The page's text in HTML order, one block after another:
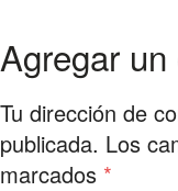
Agregar
Tu dirección de
publicada. Los
marcados *